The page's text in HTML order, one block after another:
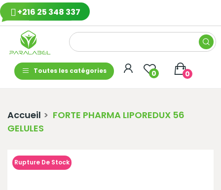
+216 25 348 337
Toutes les catégories 0 0
Accueil
FORTE PHARMA LIPOREDUX 56
GELULES
Rupture De Stock